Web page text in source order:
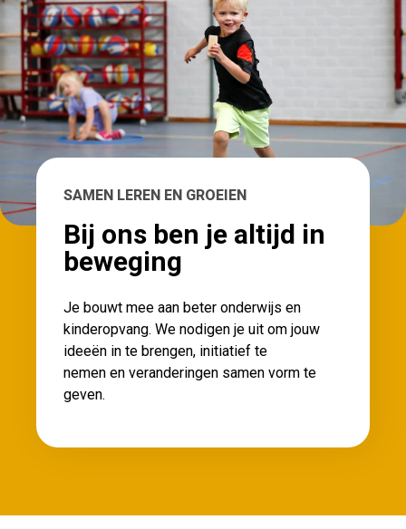
SAMEN LEREN EN GROEIEN
Bij ons ben je altijd in
beweging
Je bouwt mee aan beter onderwijs en
kinderopvang. We nodigen je uit om jouw
ideeën in te brengen, initiatief te
nemen en veranderingen samen vorm te
geven.